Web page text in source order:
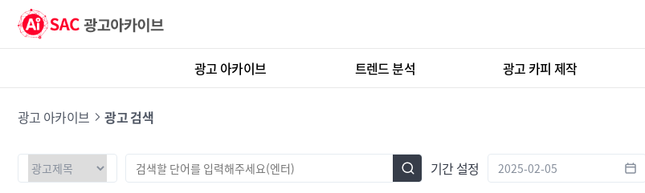
광고 아카이브 트렌드 분석 광고 카피 제작
광고 아카이브 광고 검색
기간 설정